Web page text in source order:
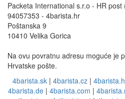
Packeta International s.r.o - HR post
94057353 - 4barista.hr
Poštanska 9
10410 Velika Gorica
Na ovu povratnu adresu moguće je
Hrvatske pošte.
4barista.sk| 4barista.cz|
4barista.de | 4barista.com |